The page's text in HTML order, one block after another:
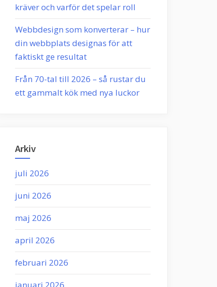
kräver och varför det spelar roll
Webbdesign som konverterar – hur
din webbplats designas för att
faktiskt ge resultat
Från 70-tal till 2026 – så rustar du
ett gammalt kök med nya luckor
Arkiv
juli 2026
juni 2026
maj 2026
april 2026
februari 2026